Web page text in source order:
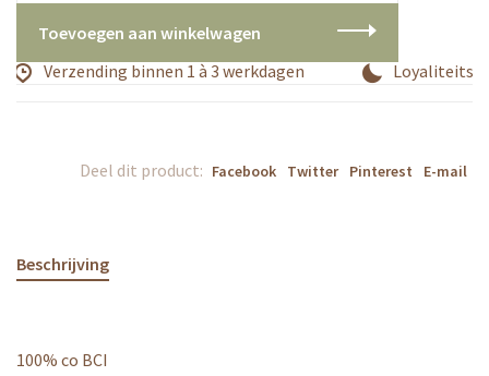
Toevoegen aan winkelwagen
Verzending binnen 1 à 3 werkdagen
Deel dit product: Facebook Twitter Pinterest E-mail
Beschrijving
100% co BCI